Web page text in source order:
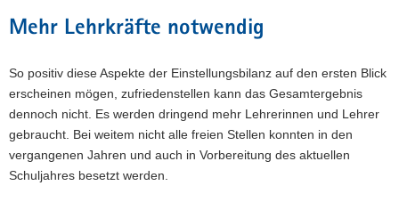
Mehr Lehrkräfte notwendig
So positiv diese Aspekte der Einstellungsbilanz auf den ersten Blick
erscheinen mögen, zufriedenstellen kann das Gesamtergebnis
dennoch nicht. Es werden dringend mehr Lehrerinnen und Lehrer
gebraucht. Bei weitem nicht alle freien Stellen konnten in den
vergangenen Jahren und auch in Vorbereitung des aktuellen
Schuljahres besetzt werden.